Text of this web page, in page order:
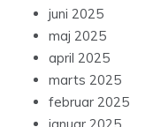
juni 2025
maj 2025
april 2025
marts 2025
februar 2025